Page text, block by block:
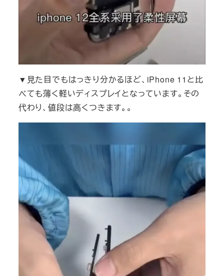
▼見た目でもはっきり分かるほど、iPhone 11と比
べても薄く軽いディスプレイとなっています。その
代わり、値段は高くつきます。。